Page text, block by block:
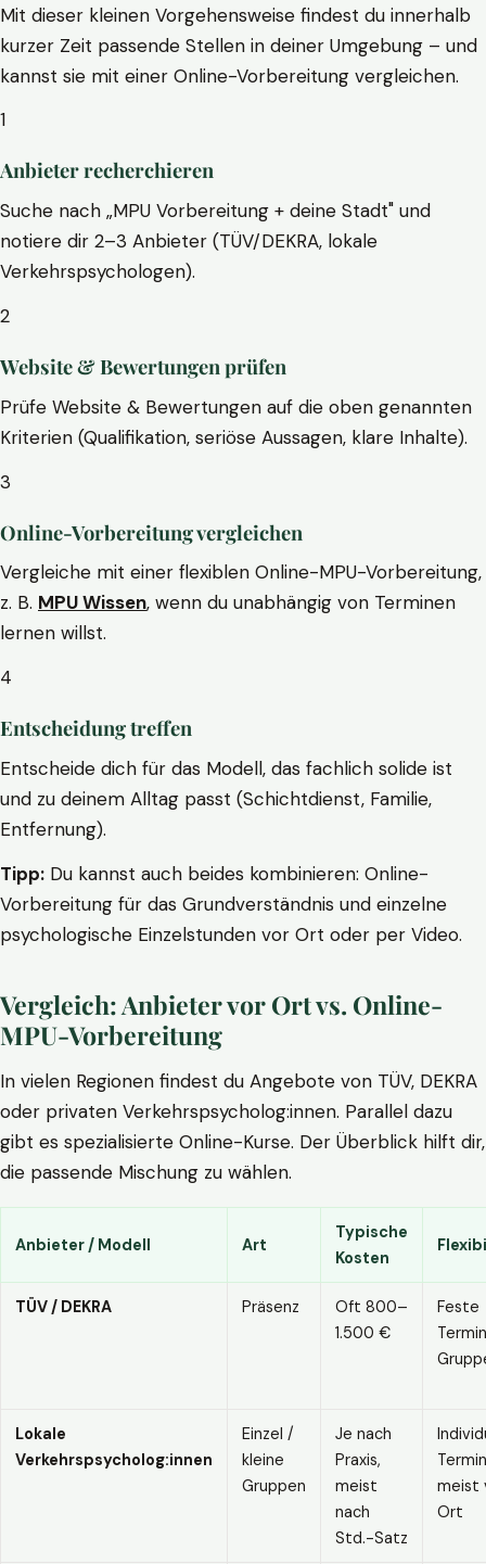
Mit dieser kleinen Vorgehensweise findest du innerhalb
kurzer Zeit passende Stellen in deiner Umgebung – und
kannst sie mit einer Online-Vorbereitung vergleichen.
1
Anbieter recherchieren
Suche nach „MPU Vorbereitung + deine Stadt" und
notiere dir 2–3 Anbieter (TÜV/DEKRA, lokale
Verkehrspsychologen).
2
Website & Bewertungen prüfen
Prüfe Website & Bewertungen auf die oben genannten
Kriterien (Qualifikation, seriöse Aussagen, klare Inhalte).
3
Online-Vorbereitung vergleichen
Vergleiche mit einer flexiblen Online-MPU-Vorbereitung,
z. B. MPU Wissen, wenn du unabhängig von Terminen
lernen willst.
4
Entscheidung treffen
Entscheide dich für das Modell, das fachlich solide ist
und zu deinem Alltag passt (Schichtdienst, Familie,
Entfernung).
Tipp: Du kannst auch beides kombinieren: Online-
Vorbereitung für das Grundverständnis und einzelne
psychologische Einzelstunden vor Ort oder per Video.
Vergleich: Anbieter vor Ort vs. Online-
MPU-Vorbereitung
In vielen Regionen findest du Angebote von TÜV, DEKRA
oder privaten Verkehrspsycholog:innen. Parallel dazu
gibt es spezialisierte Online-Kurse. Der Überblick hilft dir,
die passende Mischung zu wählen.
Anbieter / Modell Art
Typische
Kosten
TÜV / DEKRA Präsenz
Oft 800–
1.500 €
Feste
Lokale
Verkehrspsycholog:innen
Einzel /
kleine
Gruppen
Je nach
Praxis,
meist
nach
Std.-Satz
meist
Ort